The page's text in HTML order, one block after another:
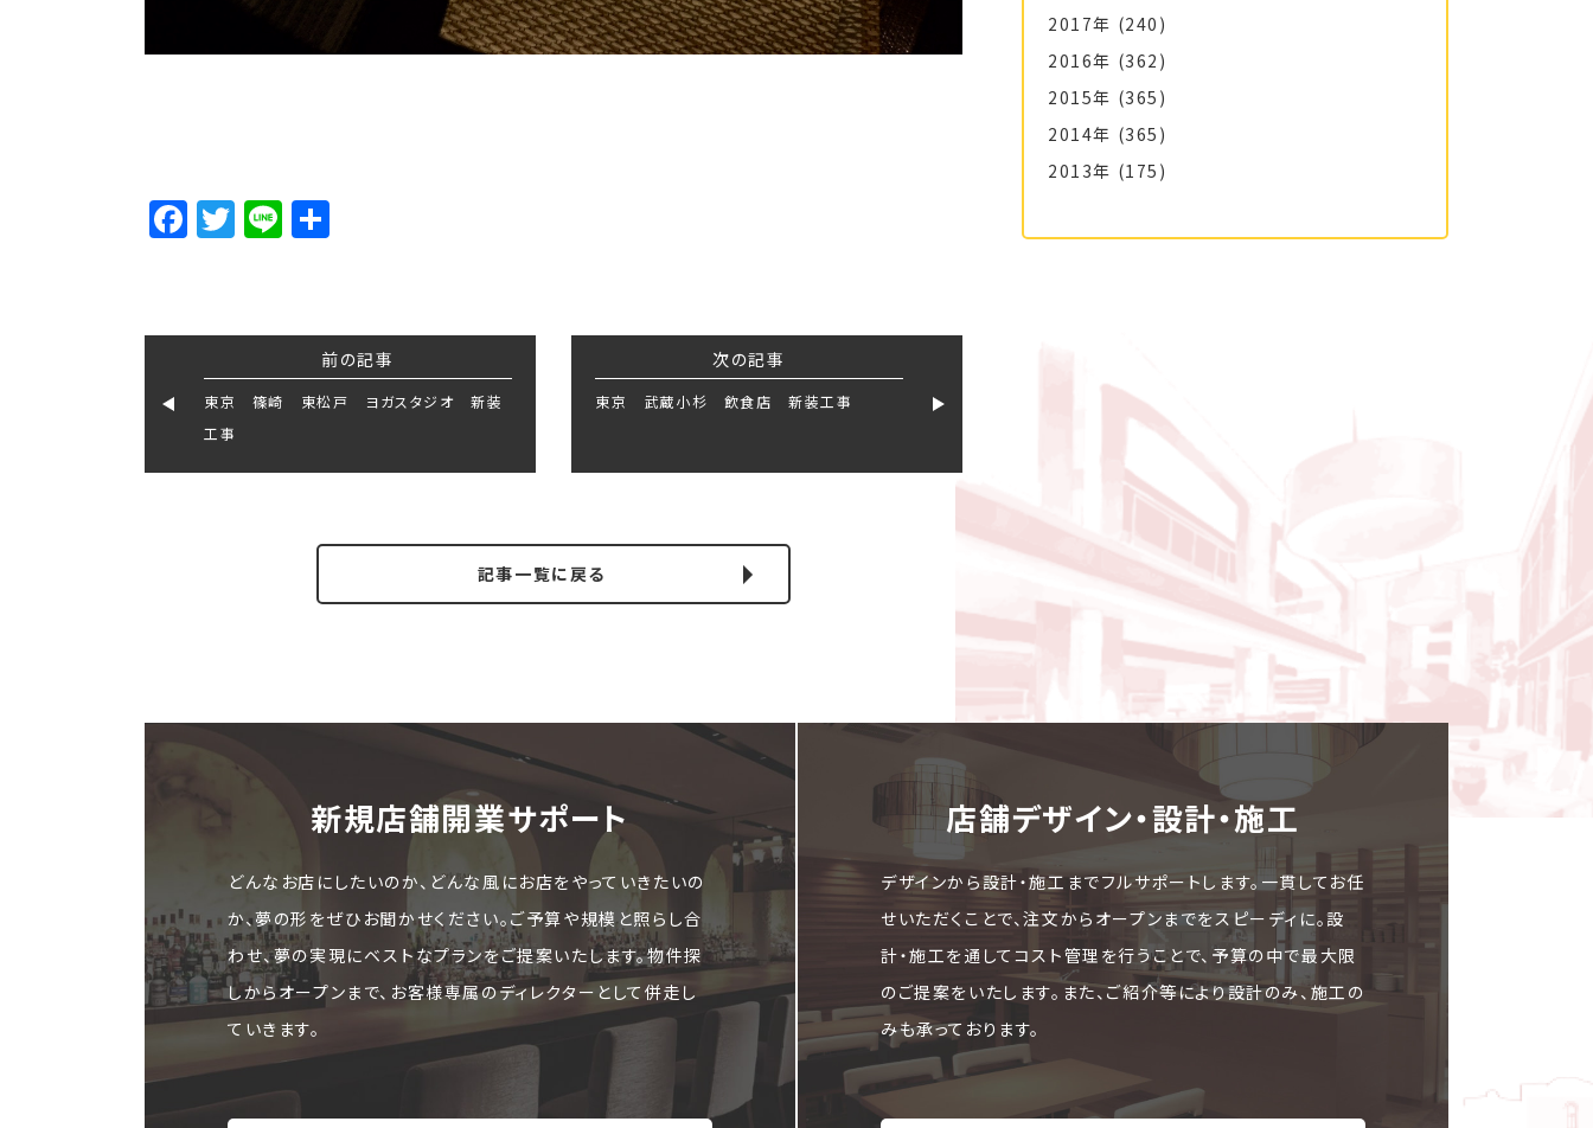
Facebook
Twitter
Line
前の記事
東京 篠崎 東松戸 ヨガスタジオ 新装
工事
次の記事
東京 武蔵小杉 飲食店 新装工事
記事一覧に戻る
2017年 (240)
2016年 (362)
2015年 (365)
2014年 (365)
2013年 (175)
新規店舗開業サポート
どんなお店にしたいのか、どんな風にお店をやっていきたいの
か、夢の形をぜひお聞かせください。ご予算や規模と照らし合
わせ、夢の実現にベストなプランをご提案いたします。物件探
しからオープンまで、お客様専属のディレクターとして併走し
ていきます。
店舗デザイン・設計・施⼯
デザインから設計・施工までフルサポートします。一貫してお任
せいただくことで、注文からオープンまでをスピーディに。設
計・施工を通してコスト管理を行うことで、予算の中で最大限
のご提案をいたします。また、ご紹介等により設計のみ、施工の
みも承っております。